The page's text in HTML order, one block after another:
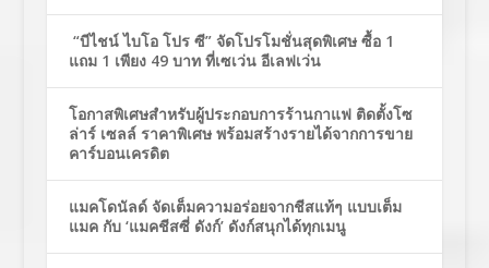
“บีไชน์ ไบโอ โปร ซี” จัดโปรโมชั่นสุดพิเศษ ซื้อ 1
แถม 1 เพียง 49 บาท ที่เซเว่น อีเลฟเว่น
โอกาสพิเศษสำหรับผู้ประกอบการร้านกาแฟ ติดตั้งโซ
ล่าร์ เซลล์ ราคาพิเศษ พร้อมสร้างรายได้จากการขาย
คาร์บอนเครดิต
แมคโดนัลด์ จัดเต็มความอร่อยจากชีสแท้ๆ แบบเต็ม
แมค กับ ‘แมคชีสซี่ ดังก์’ ดังก์สนุกได้ทุกเมนู